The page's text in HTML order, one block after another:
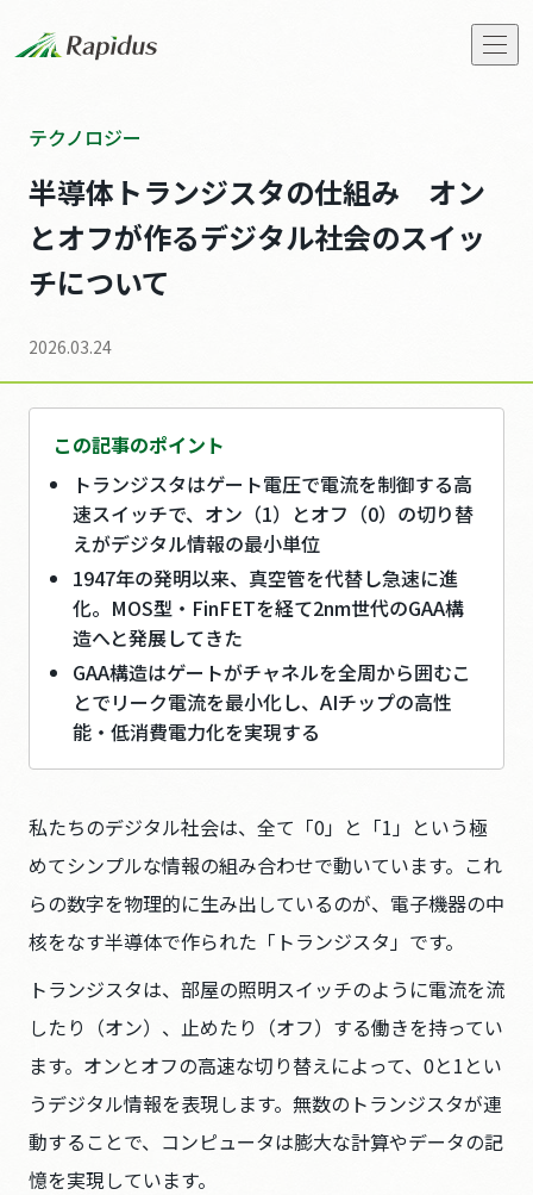
会社概要
トップメッセージ
Rapidusの事業と技術
IIM
お知らせ
ストーリーズ
採用情報
お問い合わせ
このサイトについて
個人情報保護方針
人権方針
腐敗防止方針
調達方針
パートナーシップ構築宣言
クッキーの利用について
JP EN
テクノロジー
半導体トランジスタの仕組み オン
とオフが作るデジタル社会のスイッ
チについて
2026.03.24
この記事のポイント
トランジスタはゲート電圧で電流を制御する高
速スイッチで、オン（1）とオフ（0）の切り替
えがデジタル情報の最小単位
1947年の発明以来、真空管を代替し急速に進
化。MOS型・FinFETを経て2nm世代のGAA構
造へと発展してきた
GAA構造はゲートがチャネルを全周から囲むこ
とでリーク電流を最小化し、AIチップの高性
能・低消費電力化を実現する
私たちのデジタル社会は、全て「0」と「1」という極
めてシンプルな情報の組み合わせで動いています。これ
らの数字を物理的に生み出しているのが、電子機器の中
核をなす半導体で作られた「トランジスタ」です。
トランジスタは、部屋の照明スイッチのように電流を流
したり（オン）、止めたり（オフ）する働きを持ってい
ます。オンとオフの高速な切り替えによって、0と1とい
うデジタル情報を表現します。無数のトランジスタが連
動することで、コンピュータは膨大な計算やデータの記
憶を実現しています。